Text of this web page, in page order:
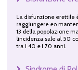
La disfunzione erettile
raggiungere eo
13 della popolazione
lincidenza sale al 50
tra i 40 e i 70 anni.